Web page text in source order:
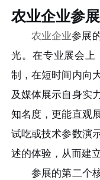
农业企业参
农业企业参展
光。在专业展会上
制，在短时间内向
及媒体展示自身实
知名度，更能直观
试吃或技术参数演
述的体验，从而建
参展的第二个核